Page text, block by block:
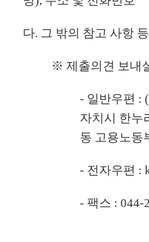
다. 그 밖의 참고 사항 등
※ 제출의견 보내
- 일반우편 :
자치시 한누
동 고용노동
- 전자우편 :
- 팩스 : 044-